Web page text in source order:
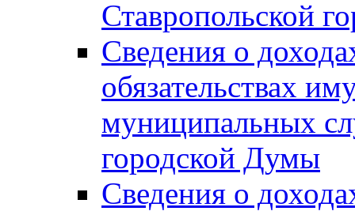
Ставропольской
Сведения о
обязательствах
муниципальных
городской Думы
Сведения о